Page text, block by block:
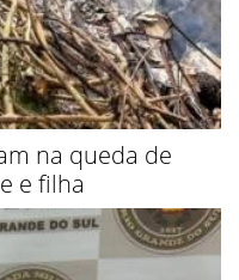
na queda de
e filha